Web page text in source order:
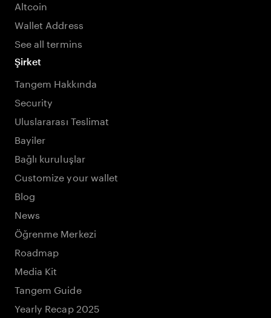
Altcoin
Wallet Address
See all termins
Şirket
Tangem Hakkında
Security
Uluslararası Teslimat
Bayiler
Bağlı kuruluşlar
Customize your wallet
Blog
News
Öğrenme Merkezi
Roadmap
Media Kit
Tangem Guide
Yearly Recap 2025